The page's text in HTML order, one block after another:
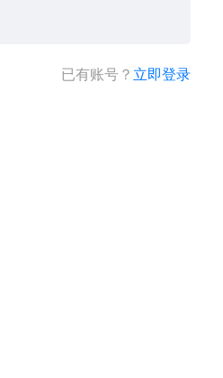
已有账号？ 立即登录